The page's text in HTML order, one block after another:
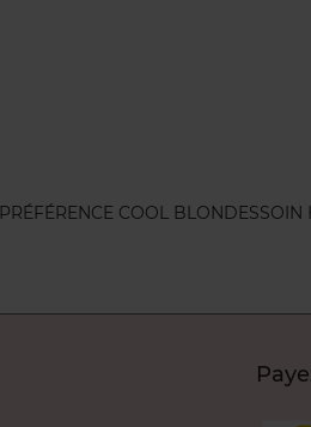
PRÉFÉRENCE COOL BLONDESSOIN